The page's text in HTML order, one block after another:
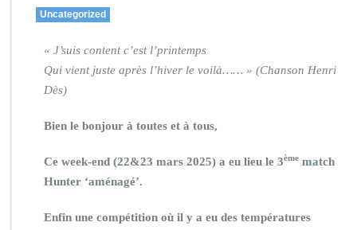
Uncategorized
« J’suis content c’est l’printemps
Qui vient juste après l’hiver le voilà…… » (Chanson Henri
Dès)
Bien le bonjour à toutes et à tous,
Ce week-end (22&23 mars 2025) a eu lieu le 3ème match
Hunter ‘aménagé’.
Enfin une compétition où il y a eu des températures